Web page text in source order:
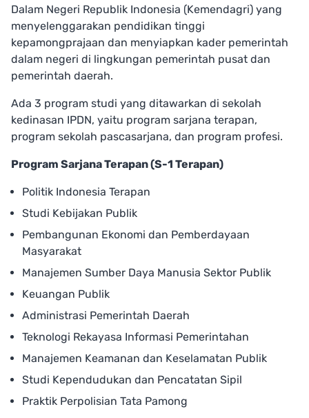
Dalam Negeri Republik Indonesia (Kemendagri) yang
menyelenggarakan pendidikan tinggi
kepamongprajaan dan menyiapkan kader pemerintah
dalam negeri di lingkungan pemerintah pusat dan
pemerintah daerah.
Ada 3 program studi yang ditawarkan di sekolah
kedinasan IPDN, yaitu program sarjana terapan,
program sekolah pascasarjana, dan program profesi.
Program Sarjana Terapan (S-1 Terapan)
Politik Indonesia Terapan
Studi Kebijakan Publik
Pembangunan Ekonomi dan Pemberdayaan
Masyarakat
Manajemen Sumber Daya Manusia Sektor Publik
Keuangan Publik
Administrasi Pemerintah Daerah
Teknologi Rekayasa Informasi Pemerintahan
Manajemen Keamanan dan Keselamatan Publik
Studi Kependudukan dan Pencatatan Sipil
Praktik Perpolisian Tata Pamong